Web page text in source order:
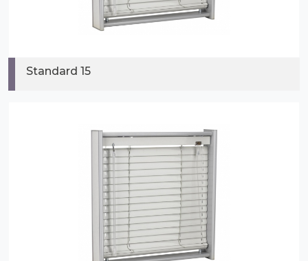
Standard 15